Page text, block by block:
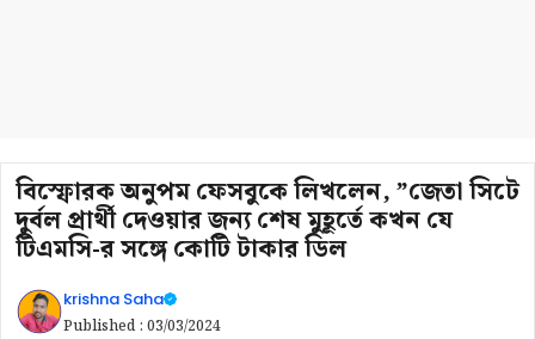
বিস্ফোরক অনুপম ফেসবুকে লিখলেন, ”জেতা সিটে
দুর্বল প্রার্থী দেওয়ার জন্য শেষ মুহূর্তে কখন যে
টিএমসি-র সঙ্গে কোটি টাকার ডিল
krishna Saha
Published : 03/03/2024